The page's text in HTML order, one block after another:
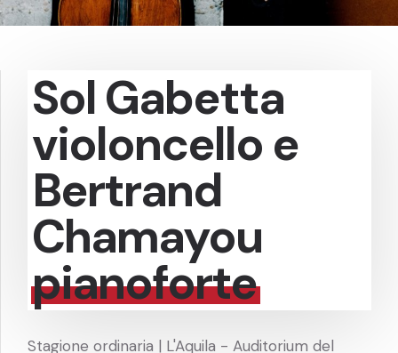
Sol Gabetta
violoncello e
Bertrand
Chamayou
pianoforte
Stagione ordinaria | L'Aquila - Auditorium del